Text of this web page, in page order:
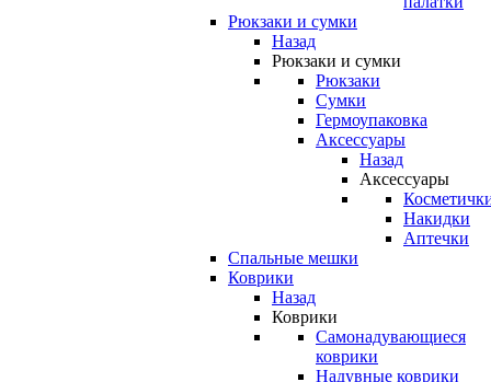
Рюкзаки и сумки
Назад
Рюкзаки и сумки
Рюкзаки
Сумки
Гермоупаковка
Аксессуары
Назад
Аксессуары
Накидки
Аптечки
Спальные мешки
Коврики
Назад
Коврики
Самонадувающиеся
коврики
Надувные коврики